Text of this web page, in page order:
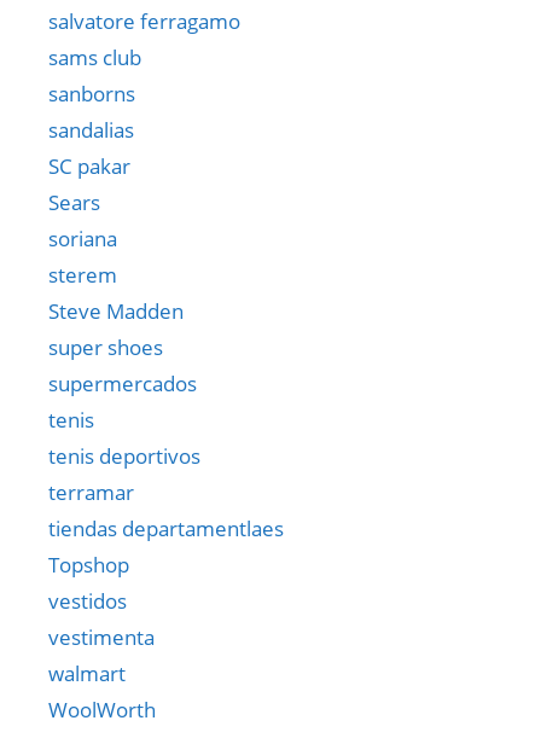
salvatore ferragamo
sams club
sanborns
sandalias
SC pakar
Sears
soriana
sterem
Steve Madden
super shoes
supermercados
tenis
tenis deportivos
terramar
tiendas departamentlaes
Topshop
vestidos
vestimenta
walmart
WoolWorth